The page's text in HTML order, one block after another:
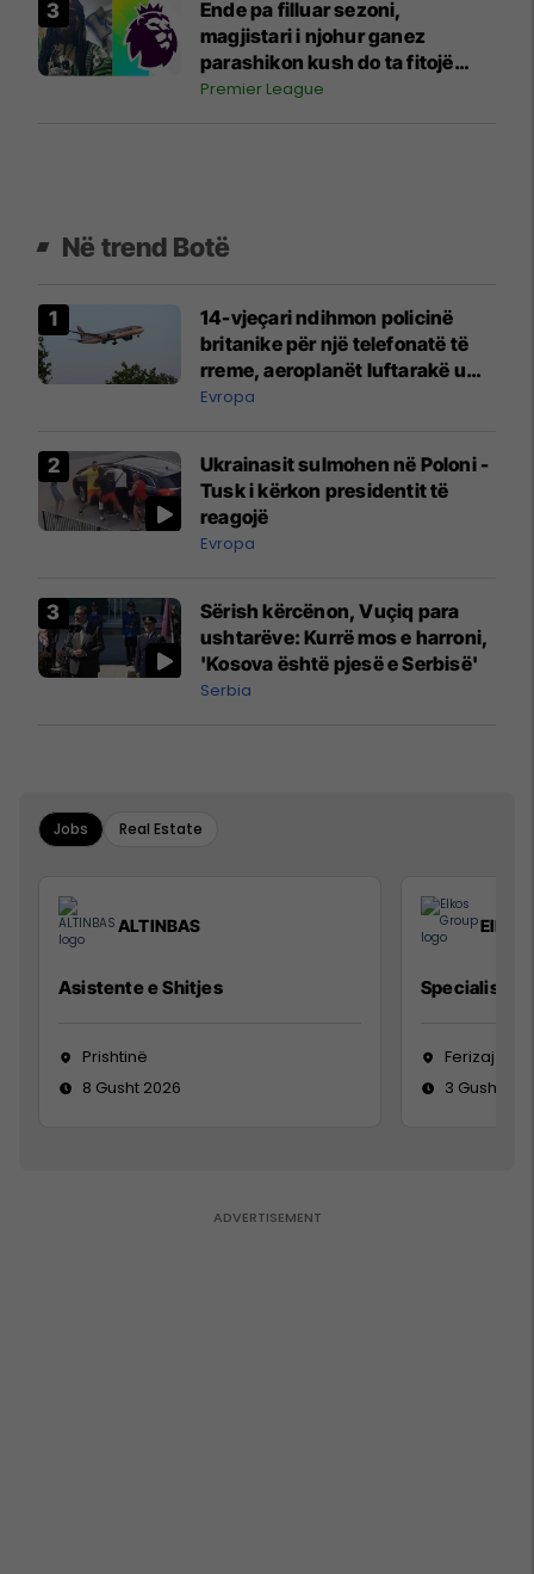
Ende pa filluar sezoni,
magjistari i njohur ganez
parashikon kush do ta fitojë
Ligën Premier
Premier League
Në trend Botë
14-vjeçari ndihmon policinë
britanike për një telefonatë të
rreme, aeroplanët luftarakë u
ngritën në ajër për të
Mançesterit
Evropa
Ukrainasit sulmohen në Poloni -
Tusk i kërkon presidentit të
reagojë
Evropa
Sërish kërcënon, Vuçiq para
ushtarëve: Kurrë mos e harroni,
'Kosova është pjesë e Serbisë'
Serbia
Jobs Real Estate
ALTINBAS
Asistente e Shitjes
Prishtinë
8 Gusht 2026
Elkos
Specialist
Ferizaj
3 Gusht